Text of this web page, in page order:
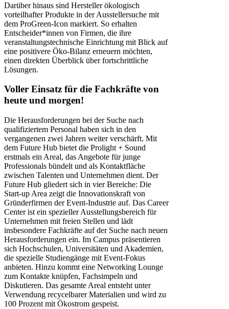
Darüber hinaus sind Hersteller ökologisch
vorteilhafter Produkte in der Ausstellersuche mit
dem ProGreen-Icon markiert. So erhalten
Entscheider*innen von Firmen, die ihre
veranstaltungstechnische Einrichtung mit Blick auf
eine positivere Öko-Bilanz erneuern möchten,
einen direkten Überblick über fortschrittliche
Lösungen.
Voller Einsatz für die Fachkräfte von
heute und morgen!
Die Herausforderungen bei der Suche nach
qualifiziertem Personal haben sich in den
vergangenen zwei Jahren weiter verschärft. Mit
dem Future Hub bietet die Prolight + Sound
erstmals ein Areal, das Angebote für junge
Professionals bündelt und als Kontaktfläche
zwischen Talenten und Unternehmen dient. Der
Future Hub gliedert sich in vier Bereiche: Die
Start-up Area zeigt die Innovationskraft von
Gründerfirmen der Event-Industrie auf. Das Career
Center ist ein spezieller Ausstellungsbereich für
Unternehmen mit freien Stellen und lädt
insbesondere Fachkräfte auf der Suche nach neuen
Herausforderungen ein. Im Campus präsentieren
sich Hochschulen, Universitäten und Akademien,
die spezielle Studiengänge mit Event-Fokus
anbieten. Hinzu kommt eine Networking Lounge
zum Kontakte knüpfen, Fachsimpeln und
Diskutieren. Das gesamte Areal entsteht unter
Verwendung recycelbarer Materialien und wird zu
100 Prozent mit Ökostrom gespeist.